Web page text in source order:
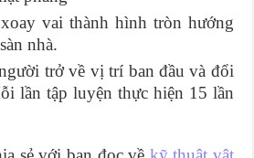
vai thành hình tròn hướng
nhà.
trở về vị trí ban đầu và đổi
lần tập luyện thực hiện 15 lần